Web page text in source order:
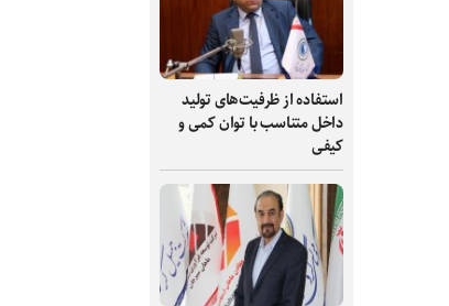
استفاده از ظرفیت‌های تولید
داخل متناسب با توان کمی و
کیفی